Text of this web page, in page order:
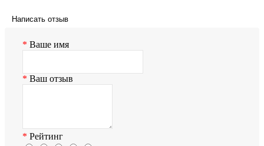
Написать отзыв
Ваше имя
Ваш отзыв
Рейтинг